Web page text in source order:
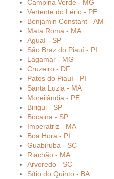
Campina Verde - MG
Vertente do Lério - PE
Benjamin Constant - AM
Mata Roma - MA
Aguaí - SP
São Braz do Piauí - PI
Lagamar - MG
Cruzeiro - DF
Patos do Piauí - PI
Santa Luzia - MA
Moreilândia - PE
Birigui - SP
Bocaina - SP
Imperatriz - MA
Boa Hora - PI
Guabiruba - SC
Riachão - MA
Arvoredo - SC
Sítio do Quinto - BA